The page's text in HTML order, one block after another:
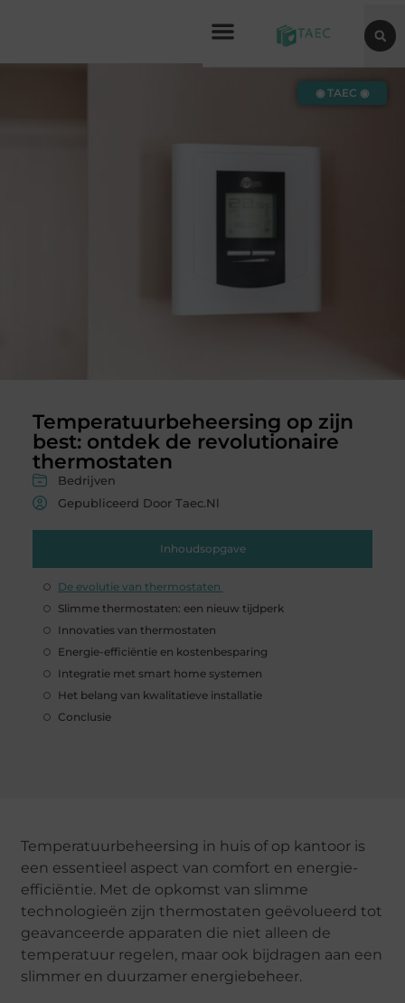
Temperatuurbeheersing op zijn
best: ontdek de revolutionaire
thermostaten
Bedrijven
Gepubliceerd Door Taec.nl
Inhoudsopgave
De evolutie van thermostaten
Slimme thermostaten: een nieuw tijdperk
Innovaties van thermostaten
Energie-efficiëntie en kostenbesparing
Integratie met smart home systemen
Het belang van kwalitatieve installatie
Conclusie
◉ TAEC ◉
Temperatuurbeheersing in huis of op kantoor is
een essentieel aspect van comfort en energie-
efficiëntie. Met de opkomst van slimme
technologieën zijn thermostaten geëvolueerd tot
geavanceerde apparaten die niet alleen de
temperatuur regelen, maar ook bijdragen aan een
slimmer en duurzamer energiebeheer.